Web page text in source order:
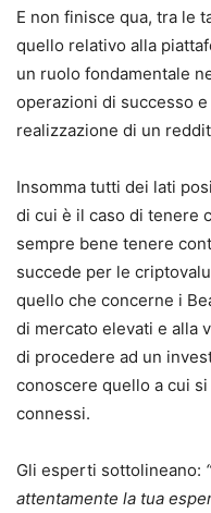
E non finisce qua, tra le
quello relativo alla
un ruolo fondamentale
operazioni di successo
realizzazione di un
Insomma tutti dei lati
di cui è il caso di tenere
sempre bene tenere
succede per le
quello che concerne i
di mercato elevati e alla
di procedere ad un
conoscere quello a cui
connessi.
Gli esperti sottolineano:
attentamente la tua